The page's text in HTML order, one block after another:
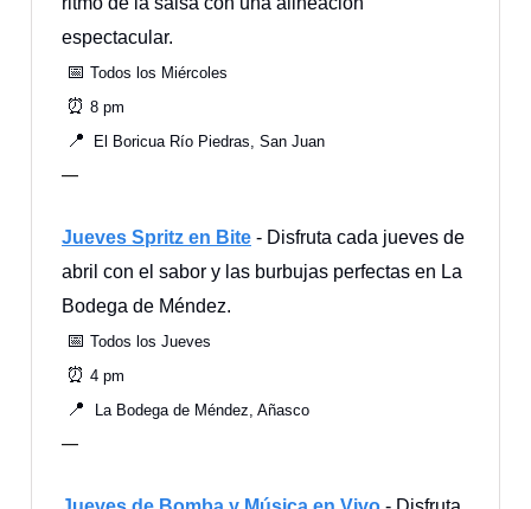
espectacular.
📅 Todos los Miércoles
⏰ 8 pm
📍 El Boricua Río Piedras, San Juan
—
Jueves Spritz en Bite - Disfruta cada jueves de
abril con el sabor y las burbujas perfectas en La
Bodega de Méndez.
📅 Todos los Jueves
⏰ 4 pm
📍 La Bodega de Méndez, Añasco
—